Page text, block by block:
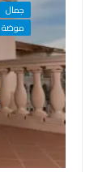
جمال
موضة